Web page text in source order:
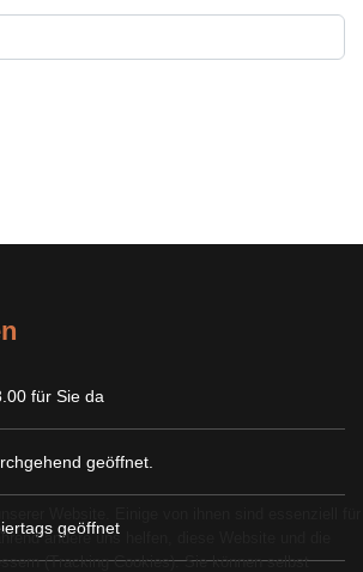
für Sie da
geöffnet.
geöffnet
andere uns helfen, diese Website und die
(Tracking Cookies). Sie können selbst